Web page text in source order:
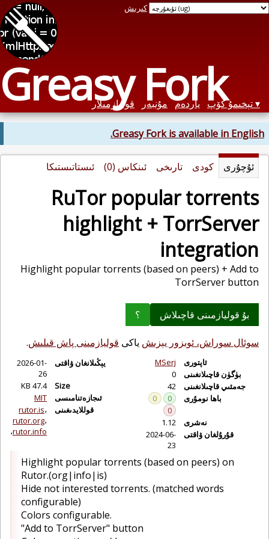
Greasy Fork
كىرىش
قوليازمىلار مۇنبەر ياردەم تېخىمۇ كۆپ
Greasy Fork is available in English.
ئۇچۇرى كودى تارىخى ئىنكاس (0) ئىستاتىستىكا
RuTor popular torrents
highlight + TorrServer
integration
Highlight popular torrents (based on peers) + Add to
TorrServer button
بۇ قوليازمىنى قاچىلاش ؟
سوئال سوراش، ئوبزور يېزىش ياكى قوليازمىنى پاش قىلىش.
ئاپتورى
MSerj
بۈگۈن قاچىلانغىنى
0
جەمئىي قاچىلانغىنى
42
باھا نومۇرى
0
0
0
نەشرى
1.12
قۇرۇلغان ۋاقتى
2024-06-
23
يېڭىلانغان ۋاقتى
2026-01-
26
Size
47.4 KB
ئىجازەتنامىسى
MIT
قوللايدىغىنى
rutor.is
rutor.org
rutor.info
Highlight popular torrents (based on peers) on
Rutor.(org|info|is)
Hide not interested torrents. (matched words
configurable)
Colors configurable.
"Add to TorrServer" button